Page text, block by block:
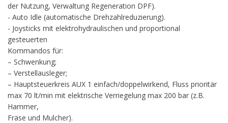
der Nutzung, Verwaltung Regeneration DPF).
- Auto Idle (automatische Drehzahlreduzierung).
- Joysticks mit elektrohydraulischen und proportional
gesteuerten
Kommandos für:
– Schwenkung;
– Verstellausleger;
– Hauptsteuerkreis AUX 1 einfach/doppelwirkend, Fluss prioritär
max 70 lt/min mit elektrische Verriegelung max 200 bar (z.B.
Hammer,
Fräse und Mulcher).